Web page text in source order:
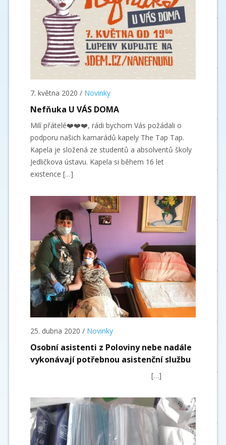
7. května 2020 / Novinky
Nefňuka U VÁS DOMA
Milí přátelé❤️❤️❤️, rádi bychom Vás požádali o
podporu našich kamarádů kapely The Tap Tap.
Kapela je složená ze studentů a absolventů školy
Jedličkova ústavu. Kapela si během 16 let
existence […]
25. dubna 2020 / Novinky
Osobní asistenti z Poloviny nebe nadále
vykonávají potřebnou asistenční službu
[…]